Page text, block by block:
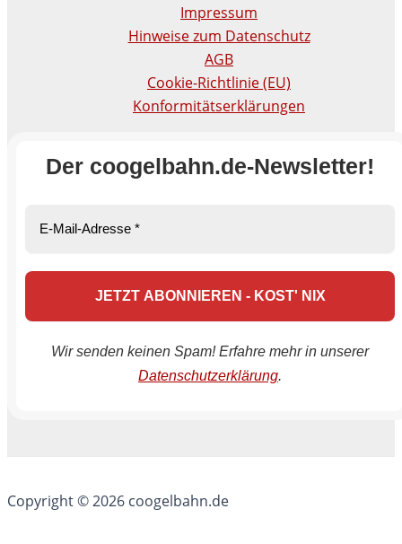
Impressum
Hinweise zum Datenschutz
AGB
Cookie-Richtlinie (EU)
Konformitätserklärungen
Der coogelbahn.de-Newsletter!
Wir senden keinen Spam! Erfahre mehr in unserer
Datenschutzerklärung.
Copyright © 2026 coogelbahn.de